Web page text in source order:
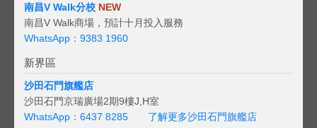
南昌V Walk分校 NEW
南昌V Walk商場，預計十月投入服務
WhatsApp：9383 1960
新界區
沙田石門旗艦店
沙田石門京瑞廣場2期9樓J,H室
WhatsApp：6437 8285
了解更多沙田石門旗艦店